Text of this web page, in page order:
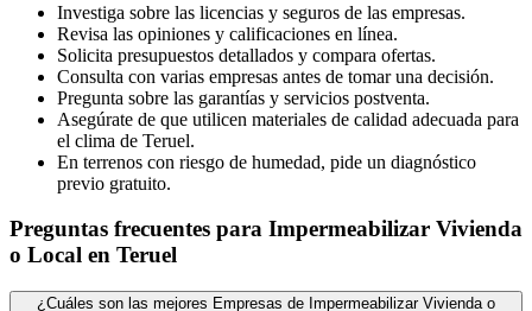
Investiga sobre las licencias y seguros de las empresas.
Revisa las opiniones y calificaciones en línea.
Solicita presupuestos detallados y compara ofertas.
Consulta con varias empresas antes de tomar una decisión.
Pregunta sobre las garantías y servicios postventa.
Asegúrate de que utilicen materiales de calidad adecuada para
el clima de Teruel.
En terrenos con riesgo de humedad, pide un diagnóstico
previo gratuito.
Preguntas frecuentes para Impermeabilizar Vivienda
o Local en Teruel
¿Cuáles son las mejores Empresas de Impermeabilizar Vivienda o